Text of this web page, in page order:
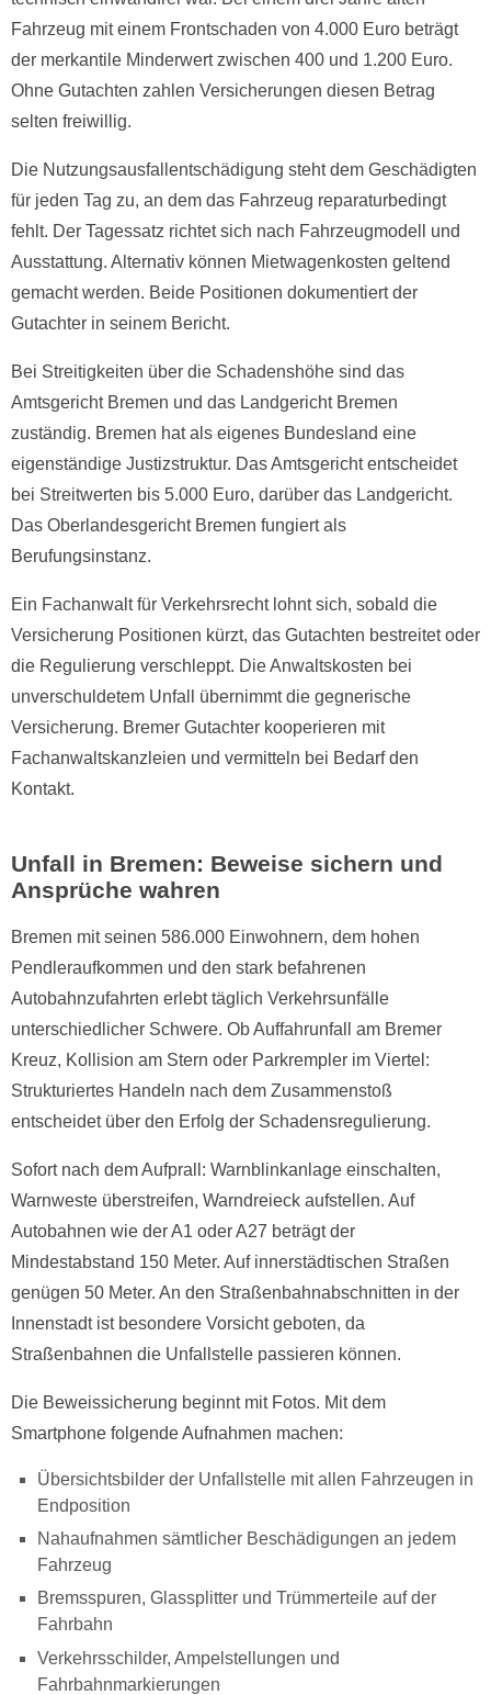
Fahrzeug mit einem Frontschaden von 4.000 Euro beträgt
der merkantile Minderwert zwischen 400 und 1.200 Euro.
Ohne Gutachten zahlen Versicherungen diesen Betrag
selten freiwillig.
Die Nutzungsausfallentschädigung steht dem Geschädigten
für jeden Tag zu, an dem das Fahrzeug reparaturbedingt
fehlt. Der Tagessatz richtet sich nach Fahrzeugmodell und
Ausstattung. Alternativ können Mietwagenkosten geltend
gemacht werden. Beide Positionen dokumentiert der
Gutachter in seinem Bericht.
Bei Streitigkeiten über die Schadenshöhe sind das
Amtsgericht Bremen und das Landgericht Bremen
zuständig. Bremen hat als eigenes Bundesland eine
eigenständige Justizstruktur. Das Amtsgericht entscheidet
bei Streitwerten bis 5.000 Euro, darüber das Landgericht.
Das Oberlandesgericht Bremen fungiert als
Berufungsinstanz.
Ein Fachanwalt für Verkehrsrecht lohnt sich, sobald die
Versicherung Positionen kürzt, das Gutachten bestreitet oder
die Regulierung verschleppt. Die Anwaltskosten bei
unverschuldetem Unfall übernimmt die gegnerische
Versicherung. Bremer Gutachter kooperieren mit
Fachanwaltskanzleien und vermitteln bei Bedarf den
Kontakt.
Unfall in Bremen: Beweise sichern und
Ansprüche wahren
Bremen mit seinen 586.000 Einwohnern, dem hohen
Pendleraufkommen und den stark befahrenen
Autobahnzufahrten erlebt täglich Verkehrsunfälle
unterschiedlicher Schwere. Ob Auffahrunfall am Bremer
Kreuz, Kollision am Stern oder Parkrempler im Viertel:
Strukturiertes Handeln nach dem Zusammenstoß
entscheidet über den Erfolg der Schadensregulierung.
Sofort nach dem Aufprall: Warnblinkanlage einschalten,
Warnweste überstreifen, Warndreieck aufstellen. Auf
Autobahnen wie der A1 oder A27 beträgt der
Mindestabstand 150 Meter. Auf innerstädtischen Straßen
genügen 50 Meter. An den Straßenbahnabschnitten in der
Innenstadt ist besondere Vorsicht geboten, da
Straßenbahnen die Unfallstelle passieren können.
Die Beweissicherung beginnt mit Fotos. Mit dem
Smartphone folgende Aufnahmen machen:
Übersichtsbilder der Unfallstelle mit allen Fahrzeugen in
Endposition
Nahaufnahmen sämtlicher Beschädigungen an jedem
Fahrzeug
Bremsspuren, Glassplitter und Trümmerteile auf der
Fahrbahn
Verkehrsschilder, Ampelstellungen und
Fahrbahnmarkierungen